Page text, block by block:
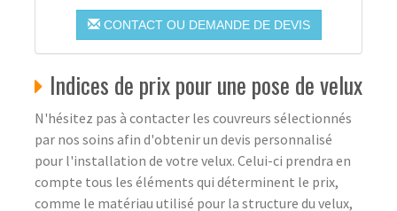
CONTACT OU DEMANDE DE DEVIS
Indices de prix pour une pose de velux
N'hésitez pas à contacter les couvreurs sélectionnés
par nos soins afin d'obtenir un devis personnalisé
pour l'installation de votre velux. Celui-ci prendra en
compte tous les éléments qui déterminent le prix,
comme le matériau utilisé pour la structure du velux,